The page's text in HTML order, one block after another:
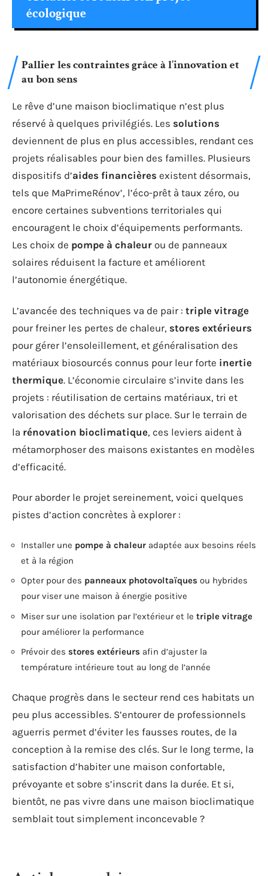
écologique
Pallier les contraintes grâce à l’innovation et
au bon sens
Le rêve d’une maison bioclimatique n’est plus
réservé à quelques privilégiés. Les solutions
deviennent de plus en plus accessibles, rendant ces
projets réalisables pour bien des familles. Plusieurs
dispositifs d’aides financières existent désormais,
tels que MaPrimeRénov’, l’éco-prêt à taux zéro, ou
encore certaines subventions territoriales qui
encouragent le choix d’équipements performants.
Les choix de pompe à chaleur ou de panneaux
solaires réduisent la facture et améliorent
l’autonomie énergétique.
L’avancée des techniques va de pair : triple vitrage
pour freiner les pertes de chaleur, stores extérieurs
pour gérer l’ensoleillement, et généralisation des
matériaux biosourcés connus pour leur forte inertie
thermique. L’économie circulaire s’invite dans les
projets : réutilisation de certains matériaux, tri et
valorisation des déchets sur place. Sur le terrain de
la rénovation bioclimatique, ces leviers aident à
métamorphoser des maisons existantes en modèles
d’efficacité.
Pour aborder le projet sereinement, voici quelques
pistes d’action concrètes à explorer :
Installer une pompe à chaleur adaptée aux besoins réels
et à la région
Opter pour des panneaux photovoltaïques ou hybrides
pour viser une maison à énergie positive
Miser sur une isolation par l’extérieur et le triple vitrage
pour améliorer la performance
Prévoir des stores extérieurs afin d’ajuster la
température intérieure tout au long de l’année
Chaque progrès dans le secteur rend ces habitats un
peu plus accessibles. S’entourer de professionnels
aguerris permet d’éviter les fausses routes, de la
conception à la remise des clés. Sur le long terme, la
satisfaction d’habiter une maison confortable,
prévoyante et sobre s’inscrit dans la durée. Et si,
bientôt, ne pas vivre dans une maison bioclimatique
semblait tout simplement inconcevable ?